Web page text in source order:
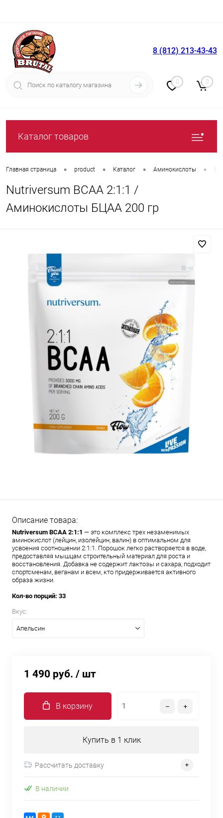
Вход Регистрация
8 (812) 213-43-43
0 0
Каталог товаров
Главная страница • product • Каталог • Аминокислоты •
Nutriversum BCAA 2:1:1 /
Аминокислоты БЦАА 200 гр
Описание товара:
Nutriversum BCAA 2:1:1 — это комплекс трех незаменимых
аминокислот (лейцин, изолейцин, валин) в оптимальном для
усвоения соотношении 2:1:1. Порошок легко растворяется в воде,
предоставляя мышцам строительный материал для роста и
восстановления. Добавка не содержит лактозы и сахара, подходит
спортсменам, веганам и всем, кто придерживается активного
образа жизни.
Кол-во порций: 33
Вкус:
Апельсин
1 490 руб. / шт
В корзину
Купить в 1 клик
Рассчитать доставку
В наличии